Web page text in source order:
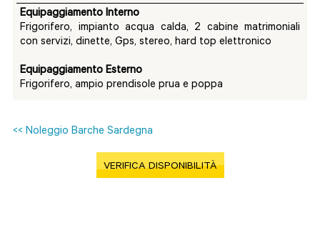
Equipaggiamento Interno
Frigorifero, impianto acqua calda, 2 cabine matrimoniali
con servizi, dinette, Gps, stereo, hard top elettronico
Equipaggiamento Esterno
Frigorifero, ampio prendisole prua e poppa
<< Noleggio Barche Sardegna
VERIFICA DISPONIBILITÀ